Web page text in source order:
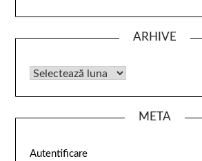
ARHIVE
META
Autentificare